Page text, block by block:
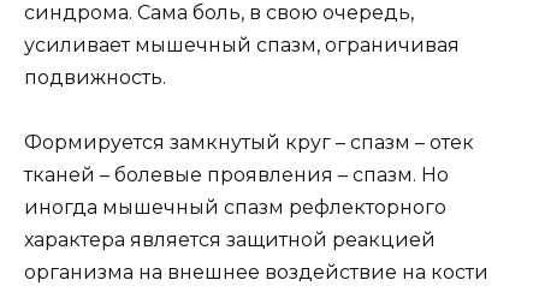
синдрома. Сама боль, в свою очередь,
усиливает мышечный спазм, ограничивая
подвижность.
Формируется замкнутый круг – спазм – отек
тканей – болевые проявления – спазм. Но
иногда мышечный спазм рефлекторного
характера является защитной реакцией
организма на внешнее воздействие на кости